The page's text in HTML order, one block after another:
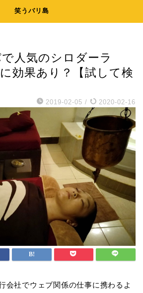
笑うバリ島
人気のシロダーラ
効果あり？【試して検
2019-02-05 / 2020-02-16
会社でウェブ関係の仕事に携わるよ